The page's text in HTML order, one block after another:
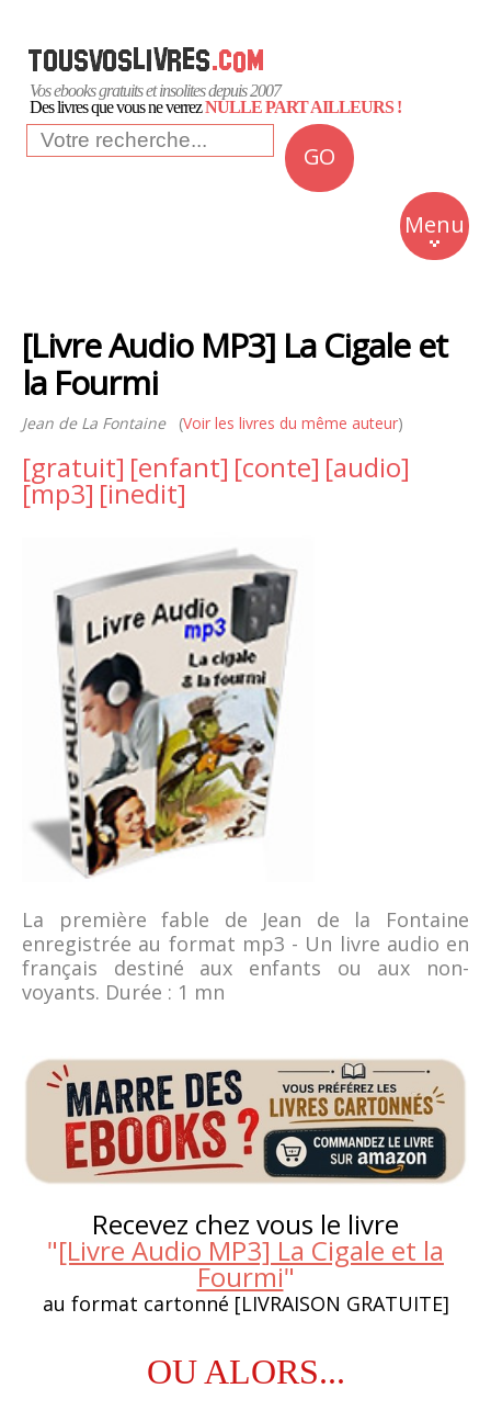
Vos ebooks gratuits et insolites depuis 2007
Des livres que vous ne verrezNULLE PART AILLEURS !
GO
Menu
Insolite
Business
Culture
[Livre Audio MP3] La Cigale et
la Fourmi
Jean de La Fontaine(Voir les livres du même auteur)
[gratuit] [enfant] [conte] [audio]
[mp3] [inedit]
La première fable de Jean de la Fontaine
enregistrée au format mp3 - Un livre audio en
français destiné aux enfants ou aux non-
voyants. Durée : 1 mn
Recevez chez vous le livre
"[Livre Audio MP3] La Cigale et la
Fourmi"
au format cartonné [LIVRAISON GRATUITE]
OU ALORS...